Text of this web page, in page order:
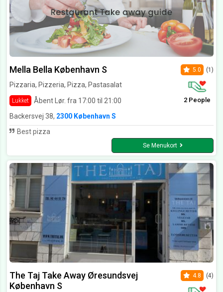
Mella Bella København S
Pizzaria, Pizzeria, Pizza, Pastasalat
Lukket Åbent Lør. fra 17:00 til 21:00
5.0 (1)
2 People
Backersvej 38, 2300 København S
Best pizza
Se Menukort
The Taj Take Away Øresundsvej
København S
4.8 (4)